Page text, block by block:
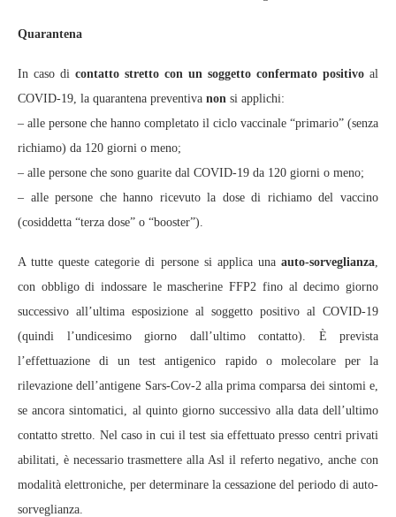
Quarantena
In caso di contatto stretto con un soggetto confermato positivo al
COVID-19, la quarantena preventiva non si applichi:
– alle persone che hanno completato il ciclo vaccinale “primario” (senza
richiamo) da 120 giorni o meno;
– alle persone che sono guarite dal COVID-19 da 120 giorni o meno;
– alle persone che hanno ricevuto la dose di richiamo del vaccino
(cosiddetta “terza dose” o “booster”).
A tutte queste categorie di persone si applica una auto-sorveglianza
con obbligo di indossare le mascherine FFP2 fino al decimo giorno
successivo all’ultima esposizione al soggetto positivo al COVID-19
(quindi l’undicesimo giorno dall’ultimo contatto). È prevista
l’effettuazione di un test antigenico rapido o molecolare per la
rilevazione dell’antigene Sars-Cov-2 alla prima comparsa dei sintomi e,
se ancora sintomatici, al quinto giorno successivo alla data dell’ultimo
contatto stretto. Nel caso in cui il test sia effettuato presso centri privati
abilitati, è necessario trasmettere alla Asl il referto negativo, anche con
modalità elettroniche, per determinare la cessazione del periodo di auto-
sorveglianza.